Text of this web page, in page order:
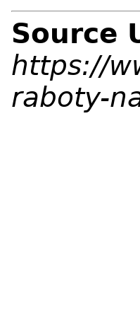
Source
https://
raboty-